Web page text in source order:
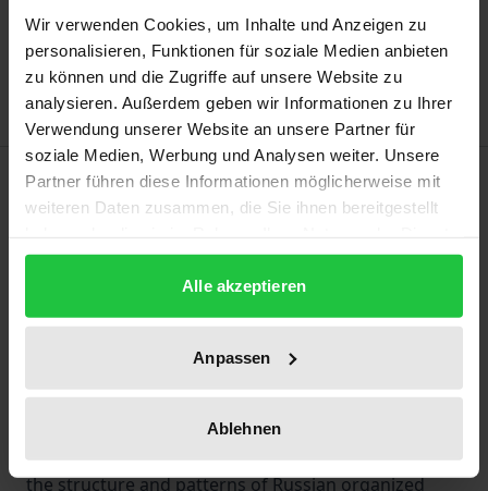
Wir verwenden Cookies, um Inhalte und Anzeigen zu
personalisieren, Funktionen für soziale Medien anbieten
zu können und die Zugriffe auf unsere Website zu
analysieren. Außerdem geben wir Informationen zu Ihrer
Verwendung unserer Website an unsere Partner für
soziale Medien, Werbung und Analysen weiter. Unsere
Partner führen diese Informationen möglicherweise mit
weiteren Daten zusammen, die Sie ihnen bereitgestellt
gesammelt haben.
Alle akzeptieren
Anpassen
Ablehnen
Add to Wish List
Delivery cost notice
Description
practitioners and media. However, there is still lack
of the sound theoretical and conceptual framework
and classification of this phenomenon. Based on the
analysis of numerous previously unknown Russian
language publications, as well as criminal and
the structure and patterns of Russian organized